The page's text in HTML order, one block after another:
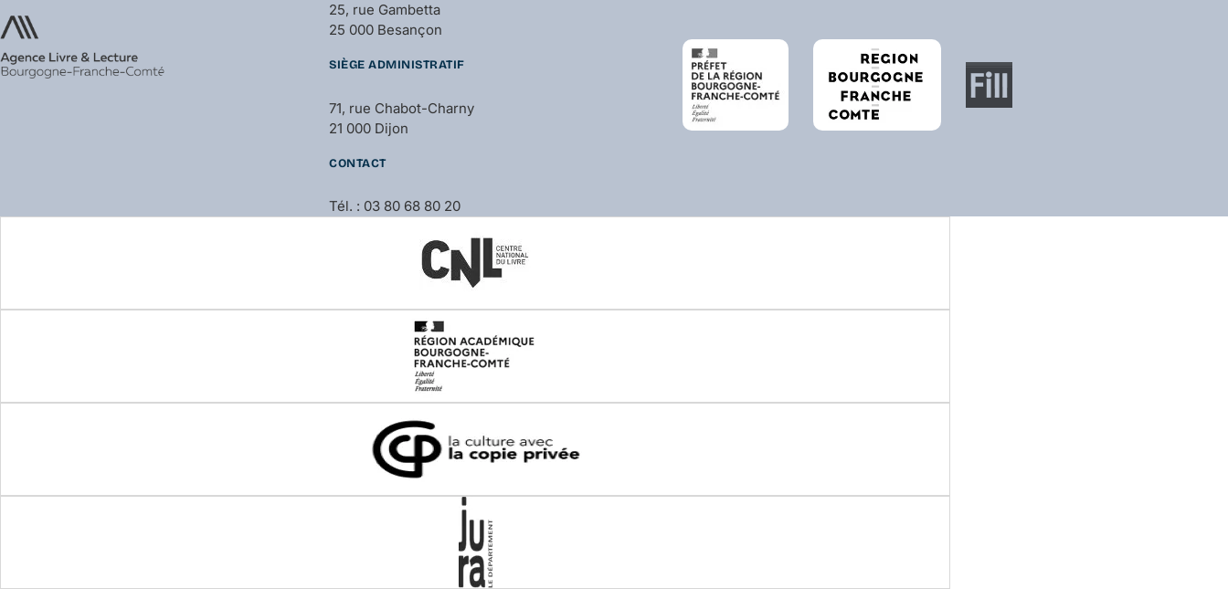
25, rue Gambetta
25 000 Besançon
SIÈGE ADMINISTRATIF
71, rue Chabot-Charny
21 000 Dijon
CONTACT
Tél. : 03 80 68 80 20